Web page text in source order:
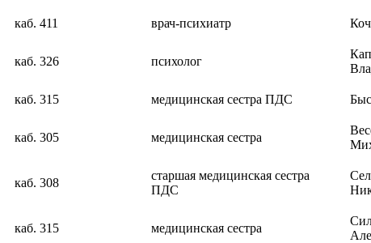
каб. 411 врач-психиатр
каб. 326 психолог
каб. 315 медицинская сестра ПДС
каб. 305 медицинская сестра
каб. 308
старшая медицинская сестра
ПДС
каб. 315 медицинская сестра